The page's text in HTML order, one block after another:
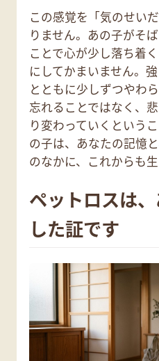
この感覚を「気のせい
りません。あの子がそ
ことで心が少し落ち着
にしてかまいません。
とともに少しずつやわ
忘れることではなく、
り変わっていくという
の子は、あなたの記憶
のなかに、これからも生
ペットロスは
した証です